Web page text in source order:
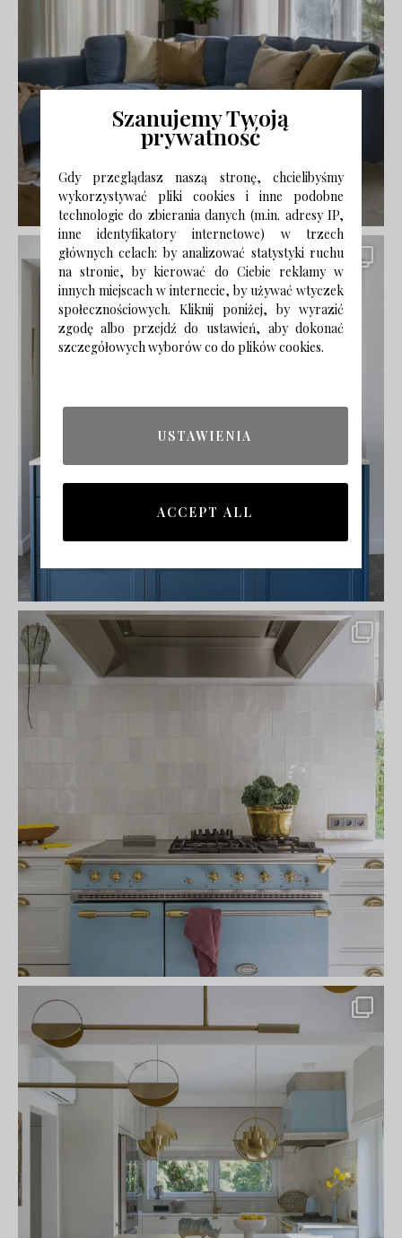
Szanujemy Twoją
prywatność
Gdy przeglądasz naszą stronę, chcielibyśmy
wykorzystywać pliki cookies i inne podobne
technologie do zbierania danych (m.in. adresy IP,
inne identyfikatory internetowe) w trzech
głównych celach: by analizować statystyki ruchu
na stronie, by kierować do Ciebie reklamy w
innych miejscach w internecie, by używać wtyczek
społecznościowych. Kliknij poniżej, by wyrazić
zgodę albo przejdź do ustawień, aby dokonać
szczegółowych wyborów co do plików cookies.
USTAWIENIA
ACCEPT ALL